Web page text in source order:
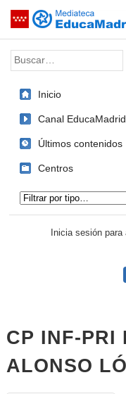
Saltar navegación
Palabra o frase:
Inicio
Canal EducaMadrid
Últimos contenidos
Centros
Inicia sesión
CP INF-PRI
ALONSO